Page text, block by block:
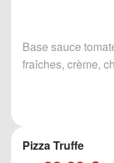
Base sauce
fraîches, crème,
Pizza Truffe